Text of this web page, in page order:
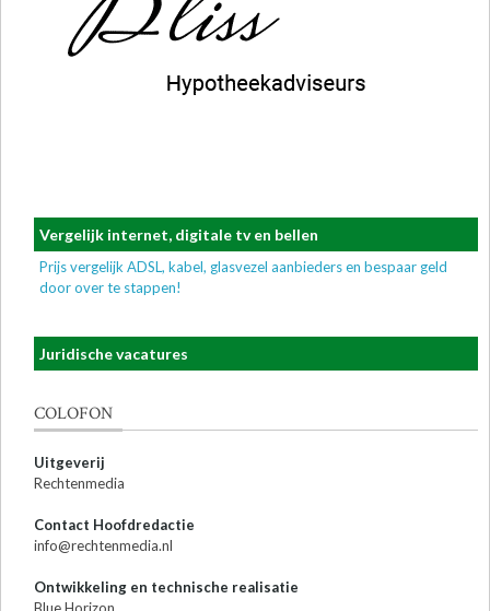
Vergelijk internet, digitale tv en bellen
Prijs vergelijk ADSL, kabel, glasvezel aanbieders en bespaar geld
door over te stappen!
Juridische vacatures
COLOFON
Uitgeverij
Rechtenmedia
Contact Hoofdredactie
info@rechtenmedia.nl
Ontwikkeling en technische realisatie